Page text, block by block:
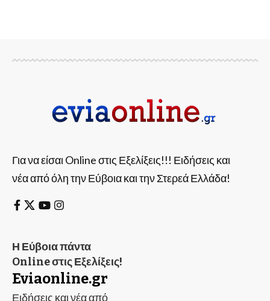
Για να είσαι Online στις Εξελίξεις!!! Ειδήσεις και
νέα από όλη την Εύβοια και την Στερεά Ελλάδα!
Η Εύβοια πάντα
Online στις Εξελίξεις!
Eviaonline.gr
Ειδήσεις και νέα από